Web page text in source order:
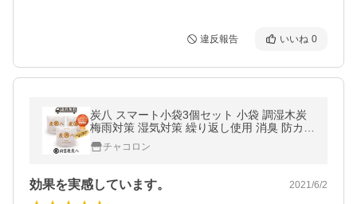
違反報告 いいね 0
炭八 スマート小袋3個セット 小袋 調湿木炭
梅雨対策 湿気対策 繰り返し使用 消臭 防カビ
防虫 梅雨対策 除湿機 除湿 正規認定販売代理
店チャコロン
チャコロン
効果を実感しています。 2021/6/2